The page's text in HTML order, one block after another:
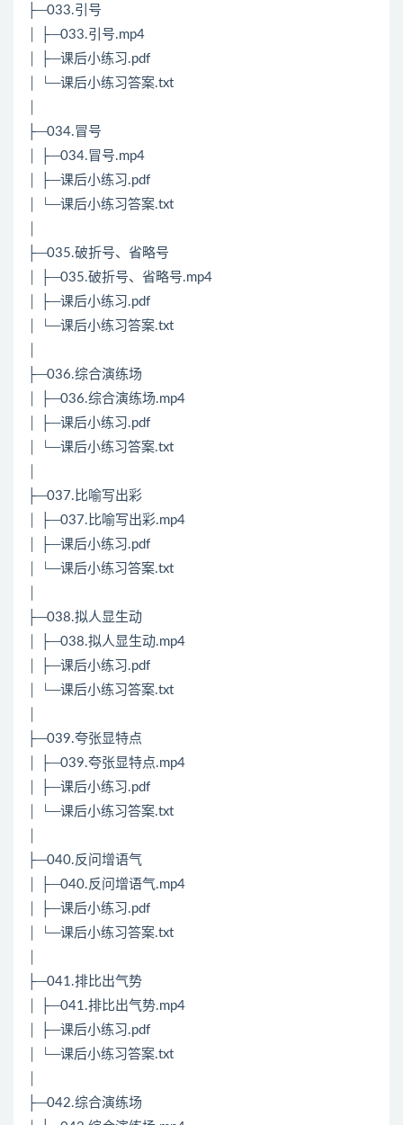
├─033.引号
│ ├─033.引号.mp4
│ ├─课后小练习.pdf
│ └─课后小练习答案.txt
├─034.冒号
│ ├─034.冒号.mp4
│ ├─课后小练习.pdf
│ └─课后小练习答案.txt
├─035.破折号、省略号
│ ├─035.破折号、省略号.mp4
│ ├─课后小练习.pdf
│ └─课后小练习答案.txt
├─036.综合演练场
│ ├─036.综合演练场.mp4
│ ├─课后小练习.pdf
│ └─课后小练习答案.txt
├─037.比喻写出彩
│ ├─037.比喻写出彩.mp4
│ ├─课后小练习.pdf
│ └─课后小练习答案.txt
├─038.拟人显生动
│ ├─038.拟人显生动.mp4
│ ├─课后小练习.pdf
│ └─课后小练习答案.txt
├─039.夸张显特点
│ ├─039.夸张显特点.mp4
│ ├─课后小练习.pdf
│ └─课后小练习答案.txt
├─040.反问增语气
│ ├─040.反问增语气.mp4
│ ├─课后小练习.pdf
│ └─课后小练习答案.txt
├─041.排比出气势
│ ├─041.排比出气势.mp4
│ ├─课后小练习.pdf
│ └─课后小练习答案.txt
├─042.综合演练场